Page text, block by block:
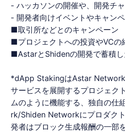
- ハッカソンの開催や、開発チ
- 開発者向けイベントやキャン
■取引所などとのキャンペーン
■プロジェクトへの投資やVCの
■AstarとShidenの開発で蓄積
*dApp StakingはAstar
サービスを展開するプロジェク
ムのように機能する、独自の仕
rk/Shiden Networkにプロダク
発者はブロック生成報酬の一部